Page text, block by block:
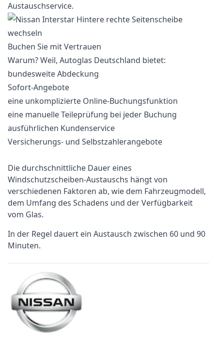
Austauschservice.
Buchen Sie mit Vertrauen
Warum? Weil, Autoglas Deutschland bietet:
bundesweite Abdeckung
Sofort-Angebote
eine unkomplizierte Online-Buchungsfunktion
eine manuelle Teileprüfung bei jeder Buchung
ausführlichen Kundenservice
Versicherungs- und Selbstzahlerangebote
Die durchschnittliche Dauer eines
Windschutzscheiben-Austauschs hängt von
verschiedenen Faktoren ab, wie dem Fahrzeugmodell,
dem Umfang des Schadens und der Verfügbarkeit
vom Glas.
In der Regel dauert ein Austausch zwischen 60 und 90
Minuten.